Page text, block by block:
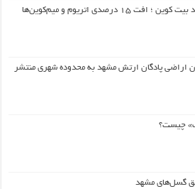
افت ۱۵ درصدی اتریوم و میم‌کوین‌ها
اراضی پادگان ارتش مشهد به محدوده شهری منتشر
چیست؟
گسل‌های مشهد